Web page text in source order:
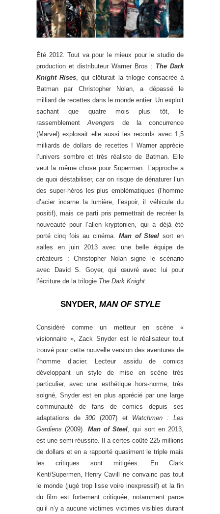
Été 2012. Tout va pour le mieux pour le studio de
production et distributeur Warner Bros : The Dark
Knight Rises, qui clôturait la trilogie consacrée à
Batman par Christopher Nolan, a dépassé le
milliard de recettes dans le monde entier. Un exploit
sachant que quatre mois plus tôt, le
rassemblement Avengers de la concurrence
(Marvel) explosait elle aussi les records avec 1,5
milliards de dollars de recettes ! Warner apprécie
l’univers sombre et très réaliste de Batman. Elle
veut la même chose pour Superman. L’approche a
de quoi déstabiliser, car on risque de dénaturer l’un
des super-héros les plus emblématiques (l’homme
d’acier incarne la lumière, l’espoir, il véhicule du
positif), mais ce parti pris permettrait de recréer la
nouveauté pour l’alien kryptonien, qui a déjà été
porté cinq fois au cinéma. Man of Steel sort en
salles en juin 2013 avec une belle équipe de
créateurs : Christopher Nolan signe le scénario
avec David S. Goyer, qui œuvré avec lui pour
l’écriture de la trilogie The Dark Knight.
SNYDER, MAN OF STYLE
Considéré comme un metteur en scène «
visionnaire », Zack Snyder est le réalisateur tout
trouvé pour cette nouvelle version des aventures de
l’homme d’acier. Lecteur assidu de comics
développant un style de mise en scène très
particulier, avec une esthétique hors-norme, très
soigné, Snyder est en plus apprécié par une large
communauté de fans de comics depuis ses
adaptations de300 (2007) et Watchmen : Les
Gardiens (2009). Man of Steel, qui sort en 2013,
est une semi-réussite. Il a certes coûté 225 millions
de dollars et en a rapporté quasiment le triple mais
les critiques sont mitigées. En Clark
Kent/Supermen, Henry Cavill ne convainc pas tout
le monde (jugé trop lisse voire inexpressif) et la fin
du film est fortement critiquée, notamment parce
qu’il n’y a aucune victimes victimes visibles durant